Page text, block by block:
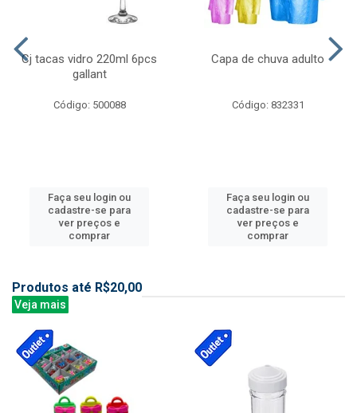
Cj tacas vidro 220ml 6pcs
gallant
Código: 500088
Faça seu login ou
cadastre-se para
ver preços e
comprar
Capa de chuva adulto
Código: 832331
Faça seu login ou
cadastre-se para
ver preços e
comprar
Produtos até R$20,00
Veja mais